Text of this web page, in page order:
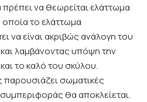
να θεωρείται ελάττωμα
οποία το ελάττωμα
να είναι ακριβώς ανάλογη του
λαμβάνοντας υπόψη την
το καλό του σκύλου.
σωματικές
θα αποκλείεται.